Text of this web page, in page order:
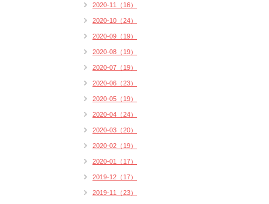
2020-11（16）
2020-10（24）
2020-09（19）
2020-08（19）
2020-07（19）
2020-06（23）
2020-05（19）
2020-04（24）
2020-03（20）
2020-02（19）
2020-01（17）
2019-12（17）
2019-11（23）